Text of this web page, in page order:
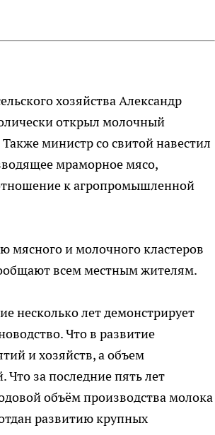
хозяйства Александр
открыл молочный
министр со свитой навестил
мраморное мясо,
к агропромышленной
мясного и молочного кластеров
всем местным жителям.
несколько лет демонстрирует
Что в развитие
и хозяйств, а объем
за последние пять лет
объём производства молока
развитию крупных